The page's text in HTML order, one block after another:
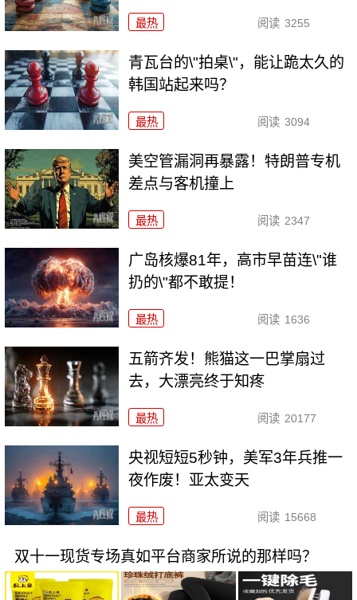
最热 阅读 3255
青瓦台的\"拍桌\"，能让跪太久的
韩国站起来吗？
最热 阅读 3094
美空管漏洞再暴露！特朗普专机
差点与客机撞上
最热 阅读 2347
广岛核爆81年，高市早苗连\"谁
扔的\"都不敢提！
最热 阅读 1636
五箭齐发！熊猫这一巴掌扇过
去，大漂亮终于知疼
最热 阅读 20177
央视短短5秒钟，美军3年兵推一
夜作废！亚太变天
最热 阅读 15668
双十一现货专场真如平台商家所说的那样吗？